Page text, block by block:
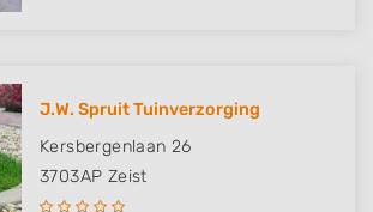
J.W. Spruit Tuinverzorging
Kersbergenlaan 26
3703AP Zeist